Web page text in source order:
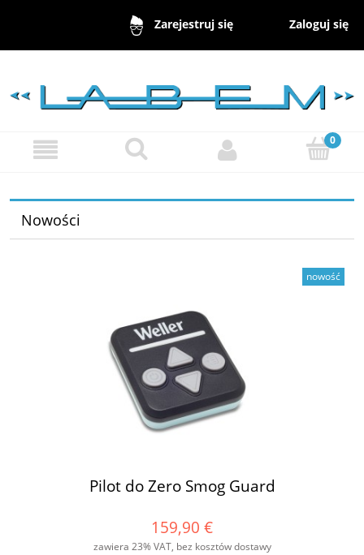
Zarejestruj się Zaloguj się
Nowości
Pilot do Zero Smog Guard
159,90 €
zawiera 23% VAT, bez kosztów dostawy
nowość